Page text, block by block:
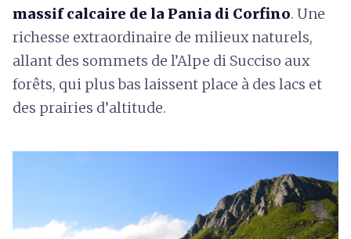
massif calcaire de la Pania di Corfino. Une
richesse extraordinaire de milieux naturels,
allant des sommets de l’Alpe di Succiso aux
forêts, qui plus bas laissent place à des lacs et
des prairies d’altitude.